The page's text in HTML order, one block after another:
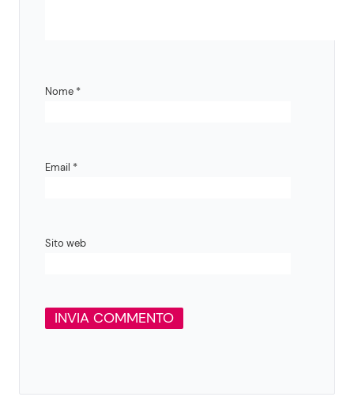
Nome *
Email *
Sito web